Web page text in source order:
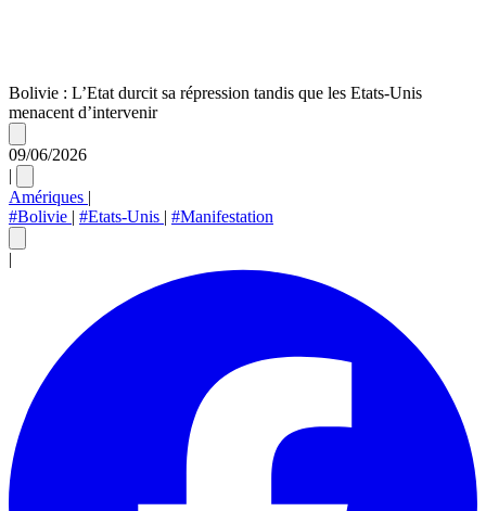
Bolivie : L’Etat durcit sa répression tandis que les Etats-Unis
menacent d’intervenir
09/06/2026
|
Amériques |
#Bolivie | #Etats-Unis | #Manifestation
|